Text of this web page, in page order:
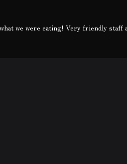
we were eating! Very friendly staff